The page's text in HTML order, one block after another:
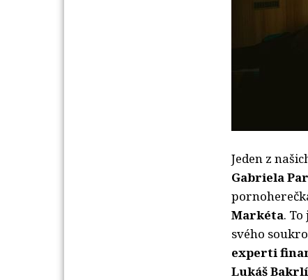
Jeden z
Gabriela
Markéta.
svého
experti
Lukáš